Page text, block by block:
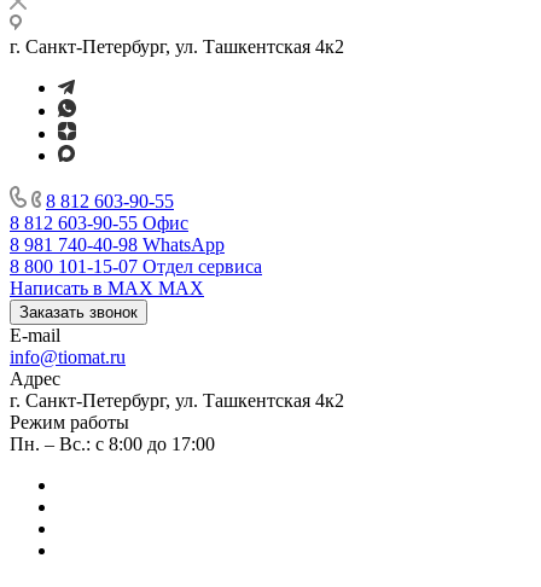
г. Санкт-Петербург, ул. Ташкентская 4к2
8 812 603-90-55
8 812 603-90-55 Офис
8 981 740-40-98 WhatsApp
8 800 101-15-07 Отдел сервиса
Написать в MAX MAX
Заказать звонок
E-mail
info@tiomat.ru
Адрес
г. Санкт-Петербург, ул. Ташкентская 4к2
Режим работы
Пн. – Вс.: с 8:00 до 17:00